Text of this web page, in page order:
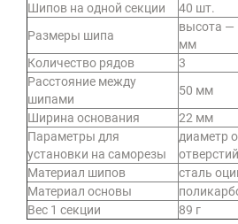
Шипов на одной секции
40 шт.
Размеры шипа
высота —
мм
Количество рядов
3
Расстояние между
шипами
50 мм
Ширина основания
22 мм
Параметры для
установки на саморезы
диаметр
Материал шипов
сталь
Материал основы
Вес 1 секции
89 г